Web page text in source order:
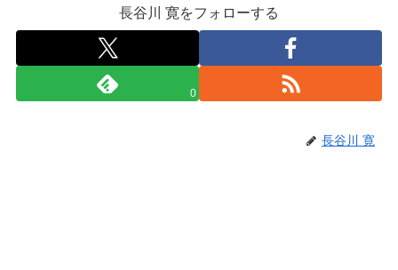
長谷川 寛をフォローする
0
長谷川 寛